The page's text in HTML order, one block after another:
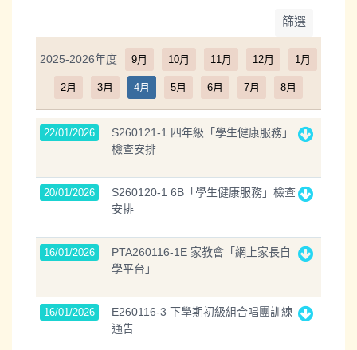
篩選
2025-2026年度 9月 10月 11月 12月 1月
2月 3月 4月 5月 6月 7月 8月
22/01/2026
S260121-1 四年級「學生健康服務」
檢查安排
20/01/2026
S260120-1 6B「學生健康服務」檢查
安排
16/01/2026
PTA260116-1E 家教會「網上家長自
學平台」
16/01/2026
E260116-3 下學期初級組合唱團訓練
通告